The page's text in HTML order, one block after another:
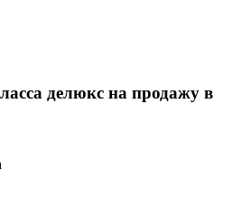
делюкс на продажу в